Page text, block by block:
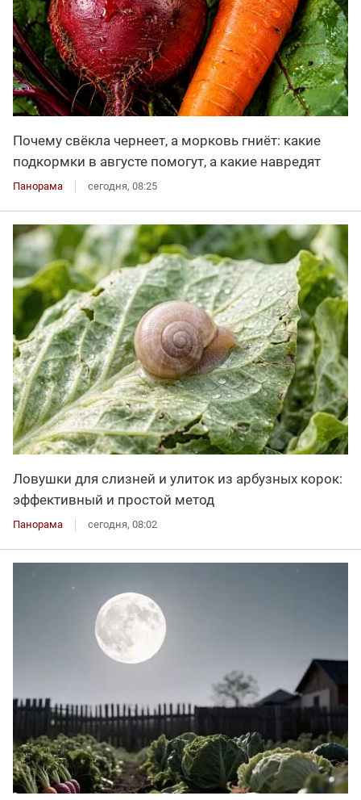
Почему свёкла чернеет, а морковь гниёт: какие
подкормки в августе помогут, а какие навредят
Панорама сегодня, 08:25
Ловушки для слизней и улиток из арбузных корок:
эффективный и простой метод
Панорама сегодня, 08:02